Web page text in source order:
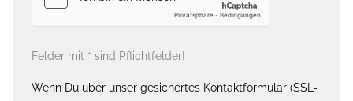
Felder mit * sind Pflichtfelder!
Wenn Du über unser gesichertes Kontaktformular (SSL-